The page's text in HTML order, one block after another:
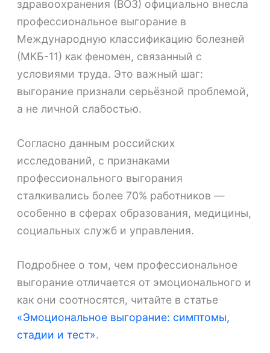
здравоохранения (ВОЗ) официально внесла
профессиональное выгорание в
Международную классификацию болезней
(МКБ-11) как феномен, связанный с
условиями труда. Это важный шаг:
выгорание признали серьёзной проблемой,
а не личной слабостью.
Согласно данным российских
исследований, с признаками
профессионального выгорания
сталкивались более 70% работников —
особенно в сферах образования, медицины,
социальных служб и управления.
Подробнее о том, чем профессиональное
выгорание отличается от эмоционального и
как они соотносятся, читайте в статье
«Эмоциональное выгорание: симптомы,
стадии и тест».